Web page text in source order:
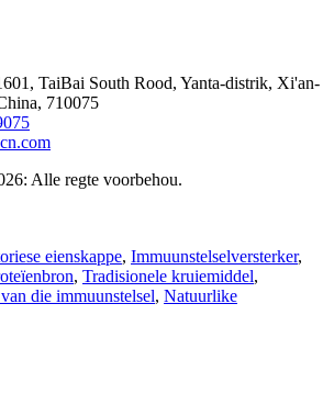
TaiBai South Rood, Yanta-distrik, Xi'an-
710075
Alle regte voorbehou.
eienskappe, Immuunstelselversterker,
, Tradisionele kruiemiddel,
die immuunstelsel, Natuurlike